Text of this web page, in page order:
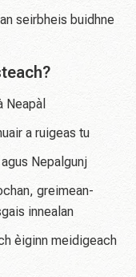
seirbheis buidhne
Neapàl
a ruigeas tu
Nepalgunj
greimean-
innealan
èiginn meidigeach